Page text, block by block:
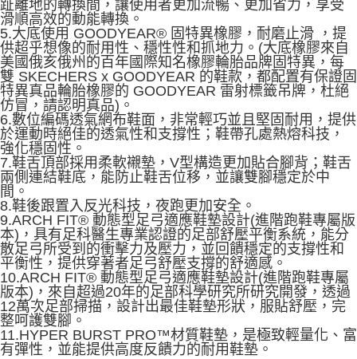
趾離地的轉換間，讓使用者更加流暢、更加省力，享受
滑順高效的動能轉換。
5.大底使用 GOODYEAR® 固特異橡膠，耐磨止滑 ，提
供超乎想像的耐用性、穩性性和抓地力。(大底橡膠來自
美國俄亥俄州的百年國際知名橡膠輪胎品牌固特異，每
雙 SKECHERS x GOODYEAR 的鞋款，都配置有保證固
特異真品輪胎橡膠的 GOODYEAR 雷射標籤吊牌，杜絕
仿冒，請認明真品)。
6.數位編碼透氣網布鞋面，非常輕巧並且堅固耐用，提供
於運動時絕佳的透氣性和支撐性；鞋帶孔處熱熔科技，
強化穩固性。
7.鞋舌頂部採用柔軟襯墊，V型構造更加貼合腳背；鞋舌
兩側連結鞋底，能防止鞋舌位移，並讓雙腳穩定於中
間。
8.鞋後跟置入反光科技，夜跑更加安全。
9.ARCH FIT® 動態型足弓適應鞋墊設計(進階跑鞋專屬版
本)，具有足科醫生專業認證的足部舒壓平衡系統，能分
散足弓所受到的衝擊力及壓力，並回饋穩定的支撐性和
平衡性，提供穿著者足弓舒壓支撐的舒適感。
10.ARCH FIT® 動態型足弓適應鞋墊設計(進階跑鞋專屬
版本)，來自超過20年的足部科學研究所研究開發，透過
12萬次足部掃描，設計出最佳鞋墊形狀，服貼舒壓，完
整呵護雙腳。
11.HYPER BURST PRO™材質鞋墊，是極致輕量化、富
有彈性，並能提供高度反饋力的耐用鞋墊。